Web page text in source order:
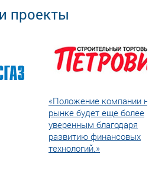
проекты
«Положение компании
рынке будет еще более
уверенным благодаря
развитию финансовых
технологий.»